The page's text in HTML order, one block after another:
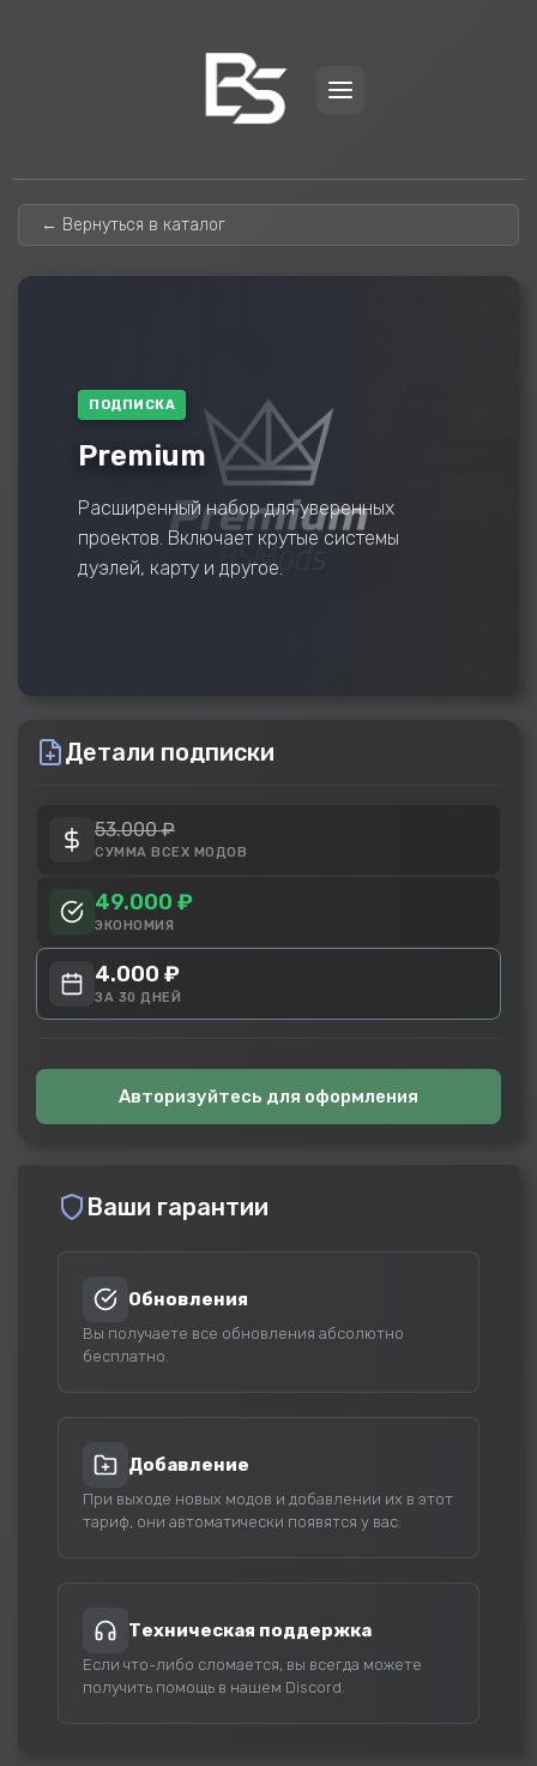
← Вернуться в каталог
ПОДПИСКА
Premium
Расширенный набор для уверенных
проектов. Включает крутые системы
дуэлей, карту и другое.
Детали подписки
53.000 ₽
СУММА ВСЕХ МОДОВ
49.000 ₽
ЭКОНОМИЯ
4.000 ₽
ЗА 30 ДНЕЙ
Авторизуйтесь для оформления
Ваши гарантии
Обновления
Вы получаете все обновления абсолютно
бесплатно.
Добавление
При выходе новых модов и добавлении их в этот
тариф, они автоматически появятся у вас.
Техническая поддержка
Если что-либо сломается, вы всегда можете
получить помощь в нашем Discord.